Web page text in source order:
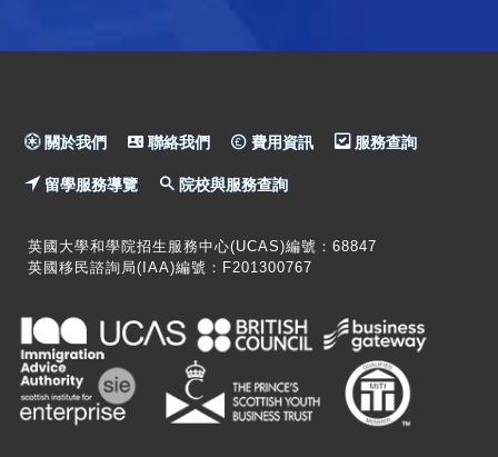
關於我們 聯絡我們 費用資訊 服務查詢
留學服務導覽 院校與服務查詢
英國大學和學院招生服務中心(UCAS)編號：68847
英國移民諮詢局(IAA)編號：F201300767